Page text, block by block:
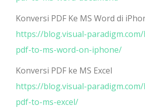
Konversi PDF Ke MS Word di
https://blog.visual-
pdf-to-ms-word-on-iphone/
Konversi PDF ke MS Excel
https://blog.visual-
pdf-to-ms-excel/